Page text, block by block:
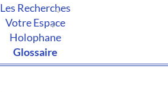
Les Recherches
Votre Espace
Holophane
Glossaire